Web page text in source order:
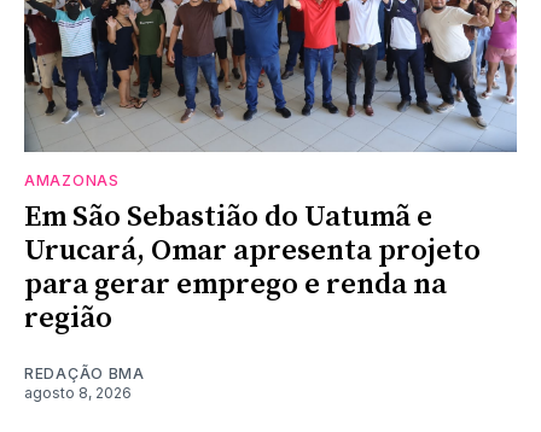
AMAZONAS
Em São Sebastião do Uatumã e
Urucará, Omar apresenta projeto
para gerar emprego e renda na
região
REDAÇÃO BMA
agosto 8, 2026